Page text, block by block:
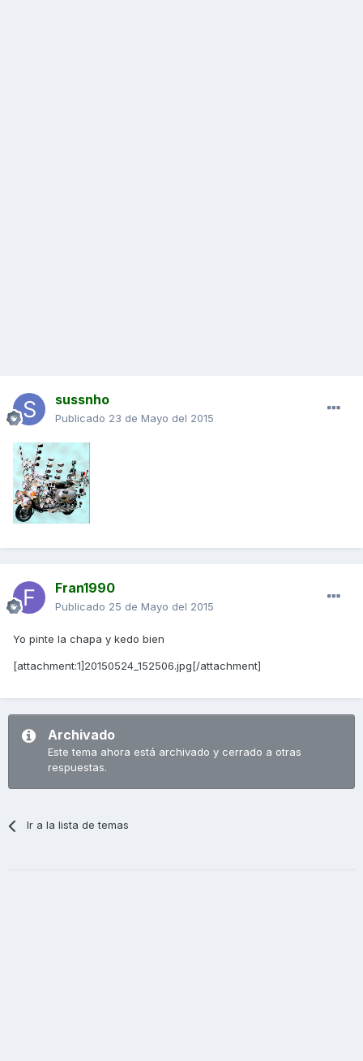
sussnho
Publicado 23 de Mayo del 2015
Fran1990
Publicado 25 de Mayo del 2015
Yo pinte la chapa y kedo bien
[attachment:1]20150524_152506.jpg[/attachment]
Archivado
Este tema ahora está archivado y cerrado a otras
respuestas.
Ir a la lista de temas